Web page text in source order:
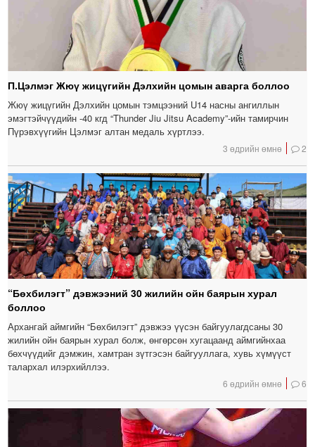
П.Цэлмэг Жюү жицүгийн Дэлхийн цомын аварга боллоо
Жюү жицүгийн Дэлхийн цомын тэмцээний U14 насны ангиллын
эмэгтэйчүүдийн -40 кгд “Thunder Jiu Jitsu Academy”-ийн тамирчин
Пүрэвхүүгийн Цэлмэг алтан медаль хүртлээ.
3 өдрийн өмнө 2
“Бөхбилэгт” дэвжээний 30 жилийн ойн баярын хурал
боллоо
Архангай аймгийн “Бөхбилэгт” дэвжээ үүсэн байгуулагдсаны 30
жилийн ойн баярын хурал болж, өнгөрсөн хугацаанд аймгийнхаа
бөхчүүдийг дэмжин, хамтран зүтгэсэн байгууллага, хувь хүмүүст
талархал илэрхийллээ.
6 өдрийн өмнө 6